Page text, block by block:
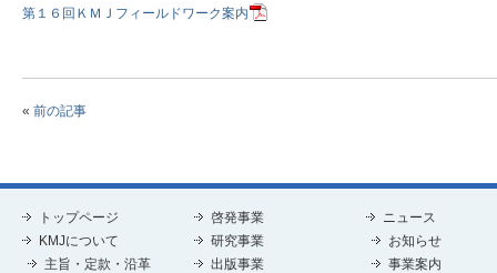
第１６回ＫＭＪフィールドワーク案内
« 前の記事
トップページ
KMJについて
主旨・定款・沿革
啓発事業
研究事業
出版事業
ニュース
お知らせ
事業案内